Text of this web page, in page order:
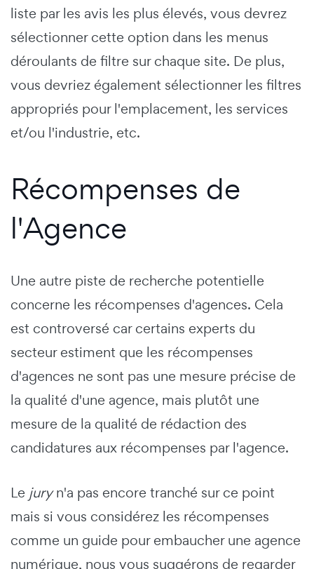
liste par les avis les plus élevés, vous devrez
sélectionner cette option dans les menus
déroulants de filtre sur chaque site. De plus,
vous devriez également sélectionner les filtres
appropriés pour l'emplacement, les services
et/ou l'industrie, etc.
Récompenses de
l'Agence
Une autre piste de recherche potentielle
concerne les récompenses d'agences. Cela
est controversé car certains experts du
secteur estiment que les récompenses
d'agences ne sont pas une mesure précise de
la qualité d'une agence, mais plutôt une
mesure de la qualité de rédaction des
candidatures aux récompenses par l'agence.
Le juryn'a pas encore tranché sur ce point
mais si vous considérez les récompenses
comme un guide pour embaucher une agence
numérique, nous vous suggérons de regarder